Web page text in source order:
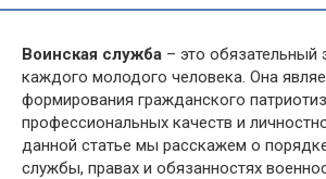
Воинская служба – это обязательный
каждого молодого человека. Она
формирования гражданского
профессиональных качеств и
данной статье мы расскажем о
службы, правах и обязанностях